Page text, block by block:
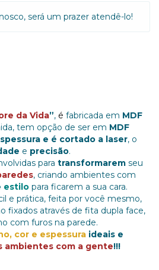
será um prazer atendê-lo!
da Vida”, é fabricada em MDF
tem opção de ser em MDF
e é cortado a laser, o
e precisão.
para transformarem seu
, criando ambientes com
estilo para ficarem a sua cara.
e prática, feita por você mesmo,
fixados através de fita dupla face,
com furos na parede.
cor e espessura ideais e
ambientes com a gente!!!